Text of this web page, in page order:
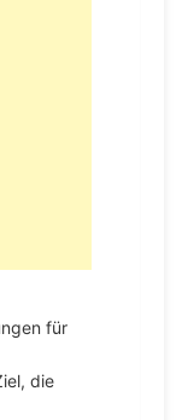
für
die